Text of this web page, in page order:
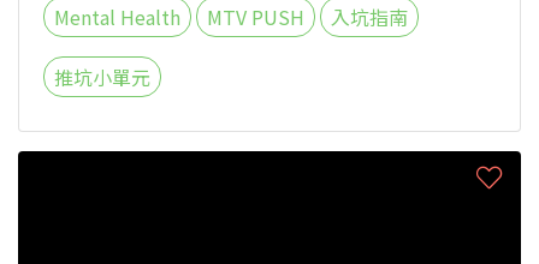
Mental Health MTV PUSH 入坑指南
推坑小單元